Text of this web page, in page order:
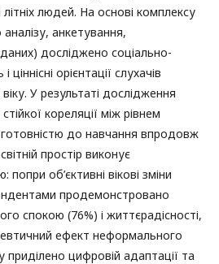
літніх людей. На основі комплексу
анкетування,
досліджено соціально-
орієнтації слухачів
У результаті дослідження
кореляції між рівнем
до навчання впродовж
простір виконує
об’єктивні вікові зміни
продемонстровано
спокою (76%) і життєрадісності,
ефект неформального
цифровій адаптації та